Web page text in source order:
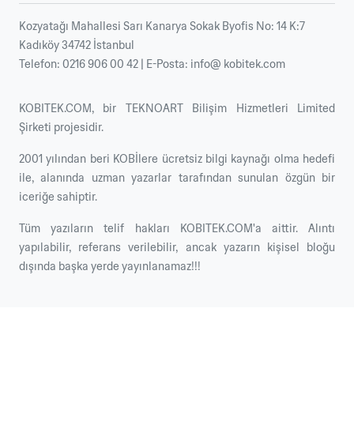
Kozyatağı Mahallesi Sarı Kanarya Sokak Byofis No: 14 K:7
Kadıköy 34742 İstanbul
Telefon: 0216 906 00 42 | E-Posta: info@ kobitek.com
KOBITEK.COM, bir TEKNOART Bilişim Hizmetleri Limited
Şirketi projesidir.
2001 yılından beri KOBİlere ücretsiz bilgi kaynağı olma hedefi
ile, alanında uzman yazarlar tarafından sunulan özgün bir
iceriğe sahiptir.
Tüm yazıların telif hakları KOBITEK.COM'a aittir. Alıntı
yapılabilir, referans verilebilir, ancak yazarın kişisel bloğu
dışında başka yerde yayınlanamaz!!!